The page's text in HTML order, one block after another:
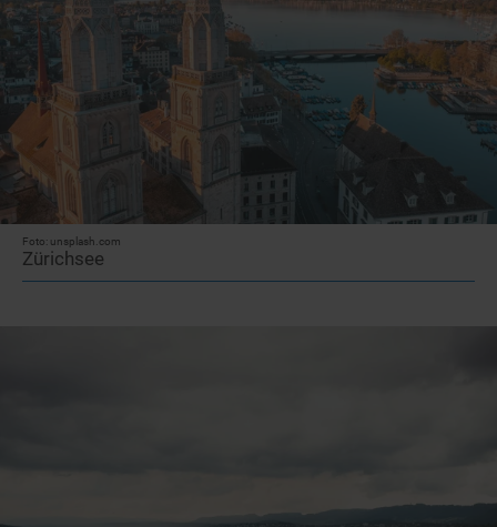
Foto: unsplash.com
Zürichsee